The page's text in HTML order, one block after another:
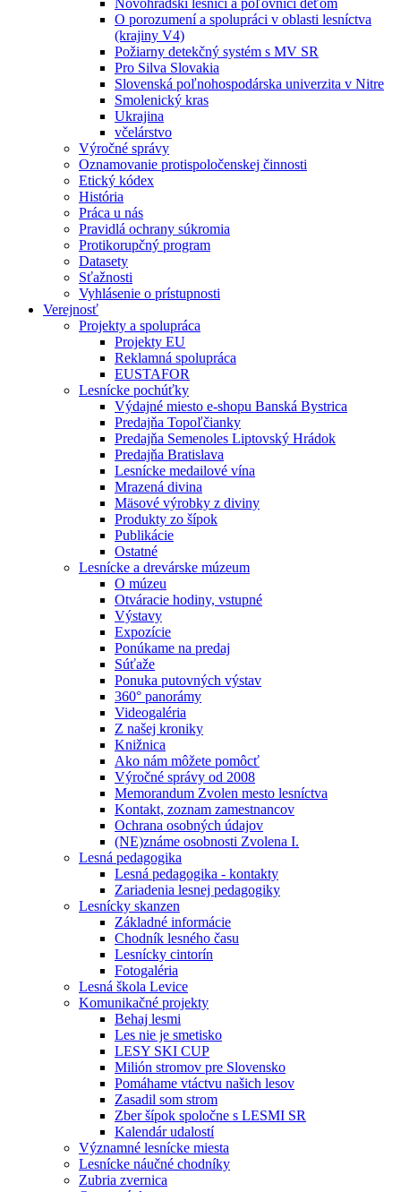
O porozumení a spolupráci v oblasti lesníctva
(krajiny V4)
Požiarny detekčný systém s MV SR
Pro Silva Slovakia
Slovenská poľnohospodárska univerzita v Nitre
Smolenický kras
Ukrajina
včelárstvo
Výročné správy
Oznamovanie protispoločenskej činnosti
Etický kódex
História
Práca u nás
Pravidlá ochrany súkromia
Protikorupčný program
Datasety
Sťažnosti
Vyhlásenie o prístupnosti
Verejnosť
Projekty a spolupráca
Projekty EU
Reklamná spolupráca
EUSTAFOR
Lesnícke pochúťky
Výdajné miesto e-shopu Banská Bystrica
Predajňa Topoľčianky
Predajňa Semenoles Liptovský Hrádok
Predajňa Bratislava
Lesnícke medailové vína
Mrazená divina
Mäsové výrobky z diviny
Produkty zo šípok
Publikácie
Ostatné
Lesnícke a drevárske múzeum
O múzeu
Otváracie hodiny, vstupné
Výstavy
Expozície
Ponúkame na predaj
Súťaže
Ponuka putovných výstav
360° panorámy
Videogaléria
Z našej kroniky
Knižnica
Ako nám môžete pomôcť
Výročné správy od 2008
Memorandum Zvolen mesto lesníctva
Kontakt, zoznam zamestnancov
Ochrana osobných údajov
(NE)známe osobnosti Zvolena I.
Lesná pedagogika
Lesná pedagogika - kontakty
Zariadenia lesnej pedagogiky
Lesnícky skanzen
Základné informácie
Chodník lesného času
Lesnícky cintorín
Fotogaléria
Lesná škola Levice
Komunikačné projekty
Behaj lesmi
Les nie je smetisko
LESY SKI CUP
Milión stromov pre Slovensko
Pomáhame vtáctvu našich lesov
Zasadil som strom
Zber šípok spoločne s LESMI SR
Kalendár udalostí
Významné lesnícke miesta
Lesnícke náučné chodníky
Zubria zvernica